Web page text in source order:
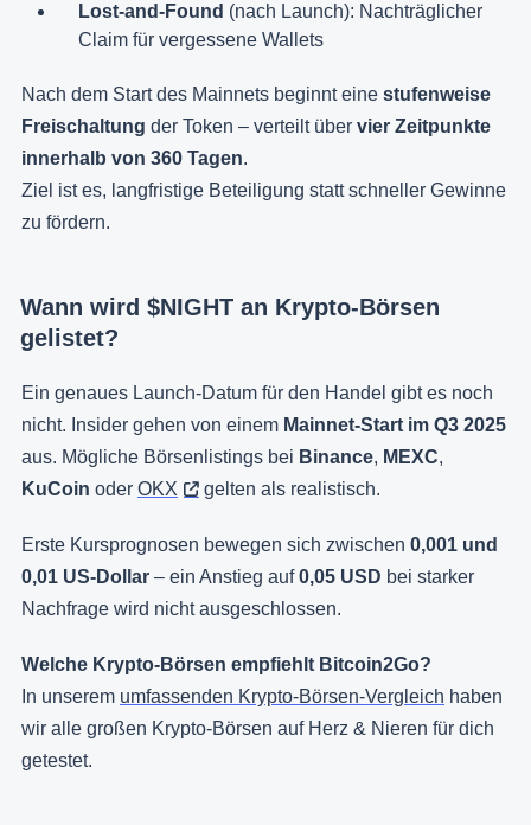
Lost-and-Found (nach Launch): Nachträglicher
Claim für vergessene Wallets
Nach dem Start des Mainnets beginnt eine stufenweise
Freischaltung der Token – verteilt über vier Zeitpunkte
innerhalb von 360 Tagen.
Ziel ist es, langfristige Beteiligung statt schneller Gewinne
zu fördern.
Wann wird $NIGHT an Krypto-Börsen
gelistet?
Ein genaues Launch-Datum für den Handel gibt es noch
nicht. Insider gehen von einem Mainnet-Start im Q3 2025
aus. Mögliche Börsenlistings bei Binance, MEXC,
KuCoin oder OKX gelten als realistisch.
Erste Kursprognosen bewegen sich zwischen 0,001 und
0,01 US-Dollar – ein Anstieg auf0,05 USD bei starker
Nachfrage wird nicht ausgeschlossen.
Welche Krypto-Börsen empfiehlt Bitcoin2Go?
In unserem umfassenden Krypto-Börsen-Vergleich haben
wir alle großen Krypto-Börsen auf Herz & Nieren für dich
getestet.